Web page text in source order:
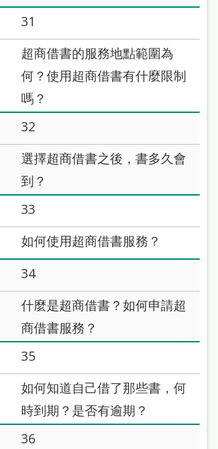
31
超商借書的服務地點範圍為
何？使用超商借書有什麼限制
嗎？
32
選擇超商借書之後，書多久會
到？
33
如何使用超商借書服務？
34
什麼是超商借書？如何申請超
商借書服務？
35
如何知道自己借了那些書，何
時到期？是否有逾期？
36